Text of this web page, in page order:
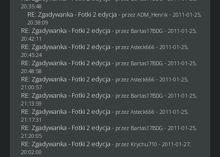
20:35:48
RE: Zgadywanka - Fotki 2 edycja - przez ADM_Henrik - 2011-01-25,
20:38:09
RE: Zgadywanka - Fotki 2 edycja - przez Bartas17BDG - 2011-01-25,
20:42:11
RE: Zgadywanka - Fotki 2 edycja - przez Asteck666 - 2011-01-25,
20:45:24
RE: Zgadywanka - Fotki 2 edycja - przez Bartas17BDG - 2011-01-25,
20:48:58
RE: Zgadywanka - Fotki 2 edycja - przez Asteck666 - 2011-01-25,
21:00:57
RE: Zgadywanka - Fotki 2 edycja - przez Bartas17BDG - 2011-01-25,
21:13:59
RE: Zgadywanka - Fotki 2 edycja - przez Asteck666 - 2011-01-25,
21:17:31
RE: Zgadywanka - Fotki 2 edycja - przez Bartas17BDG - 2011-01-25,
21:20:05
RE: Zgadywanka - Fotki 2 edycja - przez Krychu710 - 2011-01-27,
20:02:00